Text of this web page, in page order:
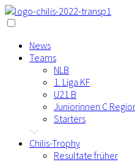
News
Teams
NLB
1. Liga KF
U21 B
Juniorinnen C
Starters
Chilis-Trophy
Resultate früher